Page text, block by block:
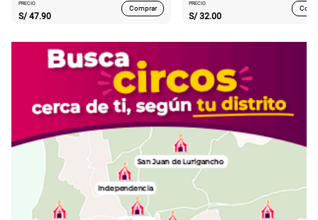
PRECIO
S/ 47.90
Comprar
PRECIO
S/ 32.00